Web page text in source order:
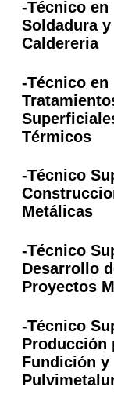
-Técnico en
Soldadura y
Caldereria
-Técnico en
Térmicos
-Técnico
Metálicas
-Técnico
Desarrollo
Proyectos
-Técnico
Producción
Fundición y